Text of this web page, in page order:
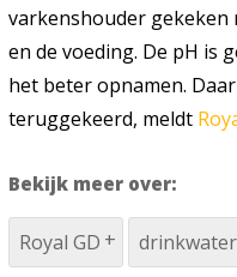
varkenshouder gekeken
en de voeding. De pH is
het beter opnamen.
teruggekeerd, meldt
Bekijk meer over:
Royal GD drinkwater